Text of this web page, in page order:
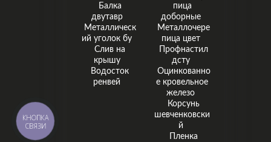
Балка
двутавр
Металлическ
ий уголок бу
Слив на
крышу
Водосток
ренвей
пица
доборные
Металлочере
пица цвет
Профнастил
дсту
Оцинкованно
е кровельное
железо
Корсунь
шевченковски
й
Пленка
КНОПКА
СВЯЗИ